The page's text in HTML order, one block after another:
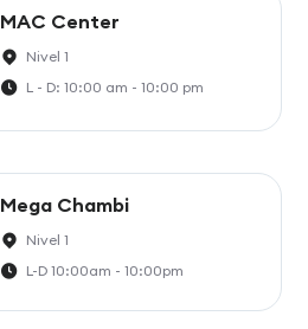
MAC Center
Nivel 1
L - D: 10:00 am - 10:00 pm
Mega Chambi
Nivel 1
L-D 10:00am - 10:00pm